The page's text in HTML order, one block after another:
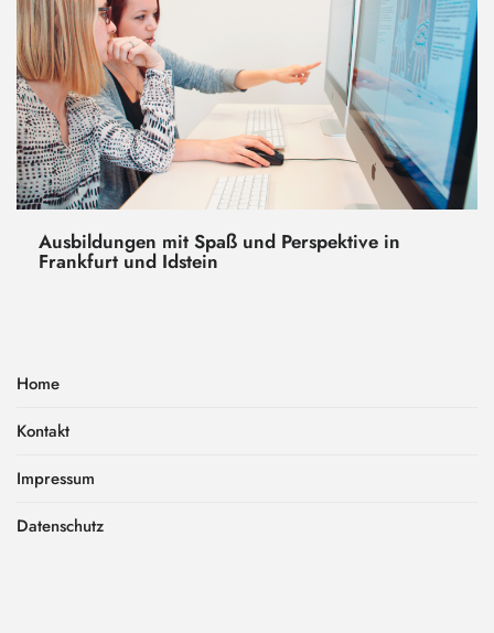
Ausbildungen mit Spaß und Perspektive in
Frankfurt und Idstein
Home
Kontakt
Impressum
Datenschutz